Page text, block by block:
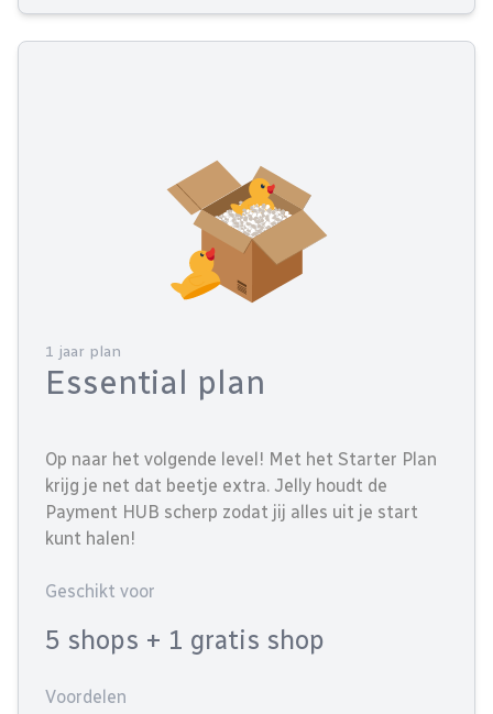
1 jaar plan
Essential plan
Op naar het volgende level! Met het Starter Plan
krijg je net dat beetje extra. Jelly houdt de
Payment HUB scherp zodat jij alles uit je start
kunt halen!
Geschikt voor
5 shops + 1 gratis shop
Voordelen